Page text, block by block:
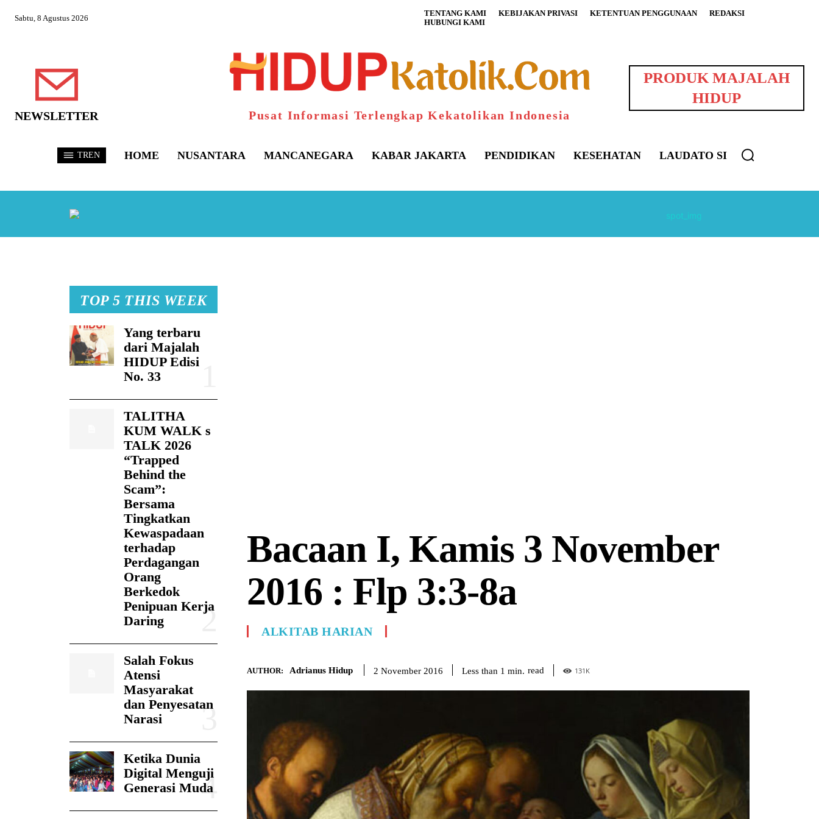
Sabtu, 8 Agustus 2026 TENTANG KAMI KEBIJAKAN PRIVASI KETENTUAN PENGGUNAAN
REDAKSI
HUBUNGI KAMI
NEWSLETTER Pusat Informasi Terlengkap Kekatolikan Indonesia
PRODUK MAJALAH
HIDUP
TREN HOME NUSANTARA MANCANEGARA KABAR JAKARTA PENDIDIKAN KESEHATAN LAUDATO SI
TOP 5 THIS WEEK
Yang terbaru
dari Majalah
HIDUP Edisi
No. 33
TALITHA
KUM WALK s
TALK 2026
“Trapped
Behind the
Scam”:
Bersama
Tingkatkan
Kewaspadaan
terhadap
Perdagangan
Orang
Berkedok
Penipuan Kerja
Daring
Salah Fokus
Atensi
Masyarakat
dan Penyesatan
Narasi
Ketika Dunia
Digital Menguji
Generasi Muda
Bacaan I, Kamis 3 November
2016 : Flp 3:3-8a
ALKITAB HARIAN
AUTHOR: Adrianus Hidup 2 November 2016 Less than 1 min. read 131 K